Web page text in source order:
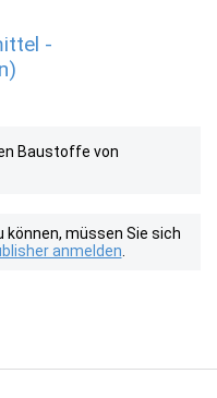
-
Baustoffe von
müssen Sie sich
anmelden